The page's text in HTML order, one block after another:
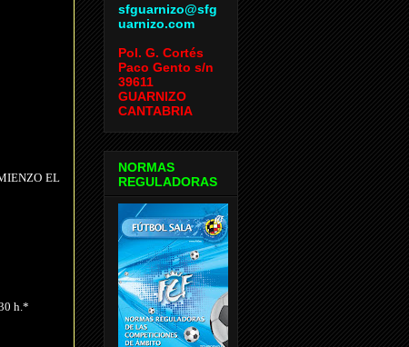
EL
h.*
sfguarnizo@sfg
uarnizo.com
Pol. G. Cortés
Paco Gento s/n
39611
GUARNIZO
CANTABRIA
NORMAS
REGULADORAS